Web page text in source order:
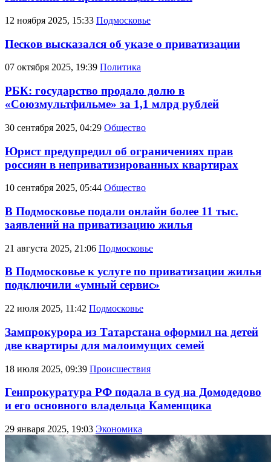
12 ноября 2025, 15:33 Подмосковье
Песков высказался об указе о приватизации
07 октября 2025, 19:39 Политика
РБК: государство продало долю в
«Союзмультфильме» за 1,1 млрд рублей
30 сентября 2025, 04:29 Общество
Юрист предупредил об ограничениях прав
россиян в неприватизированных квартирах
10 сентября 2025, 05:44 Общество
В Подмосковье подали онлайн более 11 тыс.
заявлений на приватизацию жилья
21 августа 2025, 21:06 Подмосковье
В Подмосковье к услуге по приватизации жилья
подключили «умный сервис»
22 июля 2025, 11:42 Подмосковье
Зампрокурора из Татарстана оформил на детей
две квартиры для малоимущих семей
18 июля 2025, 09:39 Происшествия
Генпрокуратура РФ подала в суд на Домодедово
и его основного владельца Каменщика
29 января 2025, 19:03 Экономика